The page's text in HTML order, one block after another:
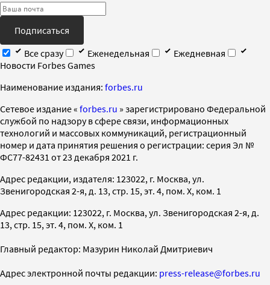
Подписаться
Все сразу
Еженедельная
Ежедневная
Новости Forbes Games
Наименование издания: forbes.ru
Cетевое издание « forbes.ru » зарегистрировано Федеральной
службой по надзору в сфере связи, информационных
технологий и массовых коммуникаций, регистрационный
номер и дата принятия решения о регистрации: серия Эл №
ФС77-82431 от 23 декабря 2021 г.
Адрес редакции, издателя: 123022, г. Москва, ул.
Звенигородская 2-я, д. 13, стр. 15, эт. 4, пом. X, ком. 1
Адрес редакции: 123022, г. Москва, ул. Звенигородская 2-я, д.
13, стр. 15, эт. 4, пом. X, ком. 1
Главный редактор: Мазурин Николай Дмитриевич
Адрес электронной почты редакции: press-release@forbes.ru